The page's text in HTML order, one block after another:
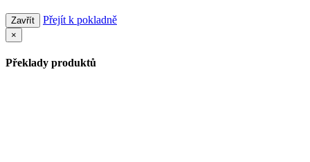
Zavřít Přejít k pokladně
×
Překlady produktů